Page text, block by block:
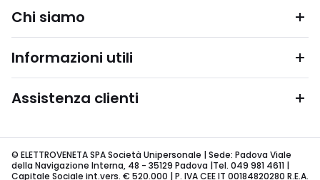
Chi siamo
Informazioni utili
Assistenza clienti
© ELETTROVENETA SPA Società Unipersonale | Sede: Padova Viale
della Navigazione Interna, 48 - 35129 Padova |Tel. 049 981 4611 |
Capitale Sociale int.vers. € 520.000 | P. IVA CEE IT 00184820280 R.E.A.